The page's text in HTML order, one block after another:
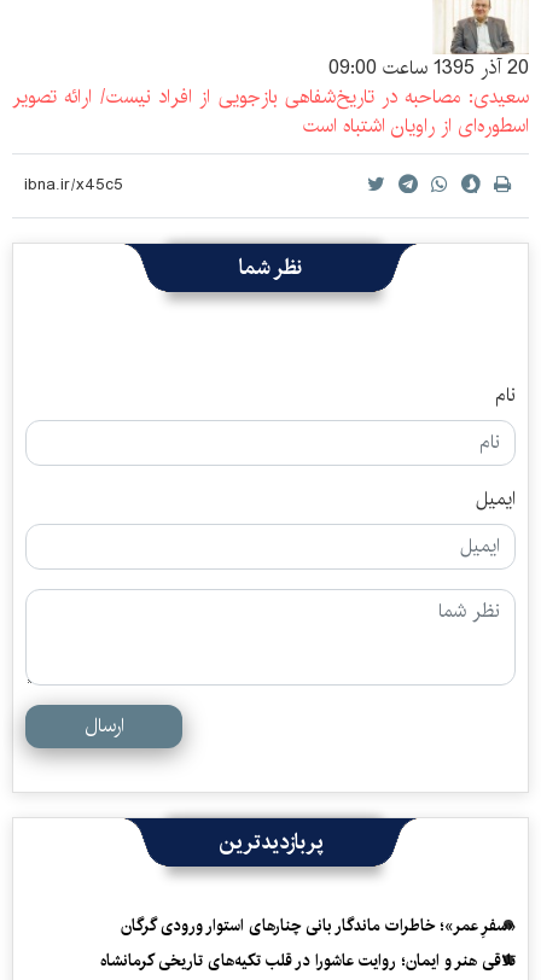
20 آذر 1395 ساعت 09:00
سعیدی: مصاحبه در تاریخ‌شفاهی بازجویی از افراد نیست/ ارائه تصویر
اسطوره‌ای از راویان اشتباه است
نظر شما
نام
ایمیل
ارسال
پربازدیدترین
«سفرِ عمر»؛ خاطرات ماندگار بانی چنارهای استوار ورودی گرگان
تلاقی هنر و ایمان؛ روایت عاشورا در قلب تکیه‌های تاریخی کرمانشاه